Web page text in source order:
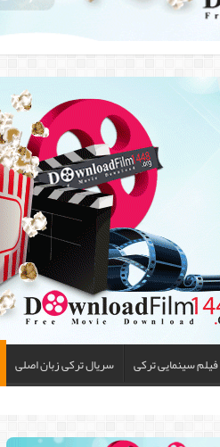
فیلم سینمایی ترکی سریال ترکی زبان اصلی